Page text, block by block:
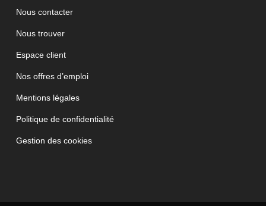
Nous contacter
Nous trouver
Espace client
Nos offres d’emploi
Mentions légales
Politique de confidentialité
Gestion des cookies